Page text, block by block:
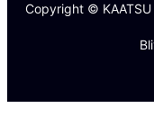
Copyright ©